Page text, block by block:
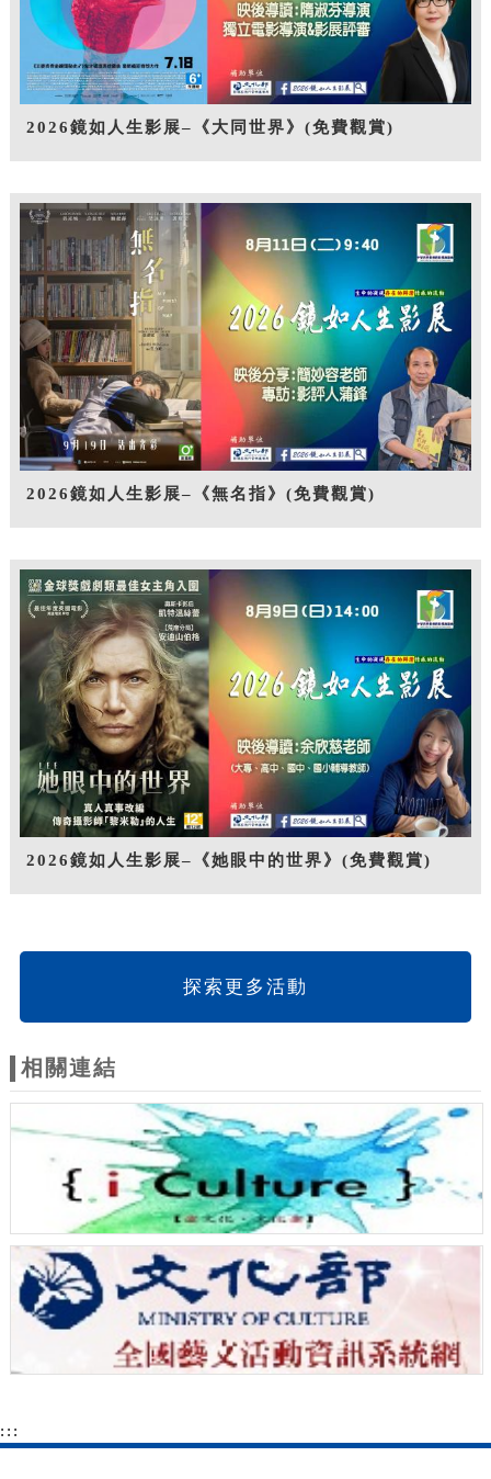
2026鏡如人生影展–《大同世界》(免費觀賞)
2026鏡如人生影展–《無名指》(免費觀賞)
2026鏡如人生影展–《她眼中的世界》(免費觀賞)
探索更多活動
相關連結
:::